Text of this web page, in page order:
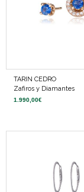
TARIN CEDRO
Zafiros y Diamantes
1.990,00€